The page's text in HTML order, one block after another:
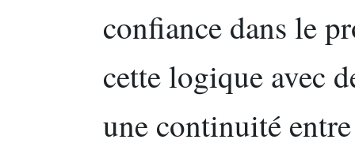
confiance dans le
cette logique avec
une continuité entre